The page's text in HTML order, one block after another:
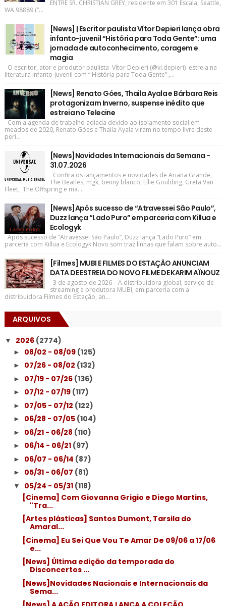
ENTRE SR. CHRISTIAN GREY, residente em 301 Escala, Seattle,
WA 98889 (“...
[News] | Escritor paulista Vítor Depieri lança obra
infanto-juvenil “História para Toda Gente”: uma
jornada de autoconhecimento, coragem e
magia
O escritor, ator e produtor paulista Vítor Depieri (@vi.depieri) estreia na
literatura infanto-juvenil com “ História para Toda Gente” ,...
[News] Renato Góes, Thaila Ayala e Bárbara Reis
protagonizam Inverno, suspense inédito que
estreia no Telecine
Com a agenda de trabalho adiada devido ao isolamento social em
meados de 2020, Renato Góes e Thaila Ayala viram no tempo livre deste
perí...
[News]Novidades Internacionais da Semana -
31.07.2026
Confira os lançamentos e novidades de Ariana Grande,
The Beatles, mgk, benny blanco, Ellie Goulding, Greta Van
Fleet, The Offspring e ma...
[News]Após sucesso de “Atravessei São Paulo”,
Duzz lança “Lado Puro” em parceria com Killua e
Ecologyk
Após sucesso de “Atravessei São Paulo”, Duzz lança “Lado Puro” em
parceria com Killua e Ecologyk Novo som traz linhas que falam sobre auto...
[Filmes] MUBI E FILMES DO ESTAÇÃO ANUNCIAM
DATA DE ESTREIA DO NOVO FILME DE KARIM AÏNOUZ
3 de agosto de 2026 – A distribuidora global, serviço de
streaming e produtora MUBI, em parceria com a
distribuidora Filmes do Estação, an...
ARQUIVOS
▼ 2026 (2774)
► 08/02 - 08/09 (125)
► 07/26 - 08/02 (132)
► 07/19 - 07/26 (136)
► 07/12 - 07/19 (117)
► 07/05 - 07/12 (122)
► 06/28 - 07/05 (104)
► 06/21 - 06/28 (110)
► 06/14 - 06/21 (97)
► 06/07 - 06/14 (87)
► 05/31 - 06/07 (81)
▼ 05/24 - 05/31 (118)
[Cinema] Com Giovanna Grigio e Diego Martins,
"Tra...
[Artes plásticas] Santos Dumont, Tarsila do
Amaral...
[Cinema] Eu Sei Que Vou Te Amar De 09/06 a 17/06
e...
[News] Última edição da temporada do
Disconcertos ...
[News]Novidades Nacionais e Internacionais da
Sema...